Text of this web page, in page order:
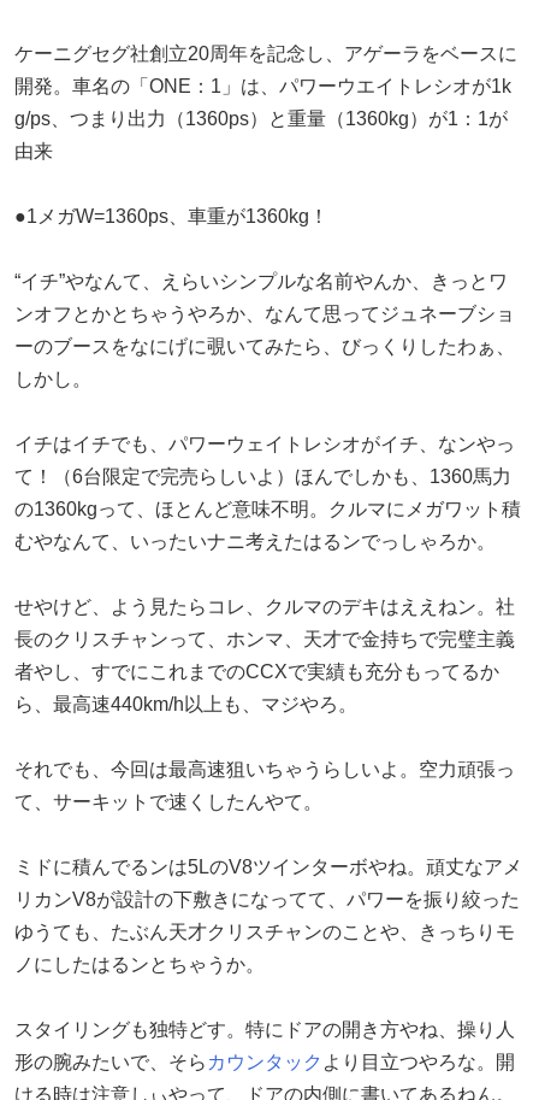
ケーニグセグ社創立20周年を記念し、アゲーラをベースに
開発。車名の「ONE：1」は、パワーウエイトレシオが1k
g/ps、つまり出力（1360ps）と重量（1360kg）が1：1が
由来
●1メガW=1360ps、車重が1360kg！
“イチ”やなんて、えらいシンプルな名前やんか、きっとワ
ンオフとかとちゃうやろか、なんて思ってジュネーブショ
ーのブースをなにげに覗いてみたら、びっくりしたわぁ、
しかし。
イチはイチでも、パワーウェイトレシオがイチ、なンやっ
て！（6台限定で完売らしいよ）ほんでしかも、1360馬力
の1360kgって、ほとんど意味不明。クルマにメガワット積
むやなんて、いったいナニ考えたはるンでっしゃろか。
せやけど、よう見たらコレ、クルマのデキはええねン。社
長のクリスチャンって、ホンマ、天才で金持ちで完璧主義
者やし、すでにこれまでのCCXで実績も充分もってるか
ら、最高速440km/h以上も、マジやろ。
それでも、今回は最高速狙いちゃうらしいよ。空力頑張っ
て、サーキットで速くしたんやて。
ミドに積んでるンは5LのV8ツインターボやね。頑丈なアメ
リカンV8が設計の下敷きになってて、パワーを振り絞った
ゆうても、たぶん天才クリスチャンのことや、きっちりモ
ノにしたはるンとちゃうか。
スタイリングも独特どす。特にドアの開き方やね、操り人
形の腕みたいで、そら カウンタック より目立つやろな。開
ける時は注意しぃやって、ドアの内側に書いてあるねん。